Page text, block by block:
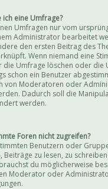
eine Umfrage?
Umfragen nur vom
Administrator bearbeitet
den ersten Beitrag des
Wenn niemand eine
die Umfrage löschen oder die
schon ein Benutzer
von Moderatoren oder
Dadurch soll die
werden.
Foren nicht zugreifen?
Benutzern oder
Beiträge zu lesen, zu
du möglicherweise
Moderator oder